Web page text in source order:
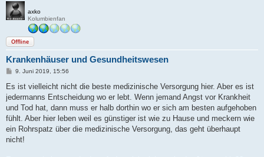
axko
Kolumbienfan
Offline
Krankenhäuser und Gesundheitswesen
B
i
r
a
9. Juni 2019, 15:56
Es ist vielleicht nicht die beste medizinische Versorgung hier. Aber es ist
jedermanns Entscheidung wo er lebt. Wenn jemand Angst vor Krankheit
und Tod hat, dann muss er halb dorthin wo er sich am besten aufgehoben
fühlt. Aber hier leben weil es günstiger ist wie zu Hause und meckern wie
ein Rohrspatz über die medizinische Versorgung, das geht überhaupt
nicht!